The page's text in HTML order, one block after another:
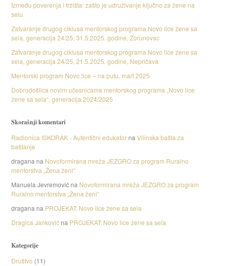
Između poverenja i tržišta: zašto je udruživanje ključno za žene na
selu
Zatvaranje drugog ciklusa mentorskog programa Novo lice žene sa
sela, generacija 24/25, 31.5.2025. godine, Zorunovac
Zatvaranje drugog ciklusa mentorskog programa Novo lice žene sa
sela, generacija 24/25, 21.5.2025. godine, Nepričava
Mentorski program Novo lice – na putu, mart 2025
Dobrodošlica novim učesnicama mentorskog programa „Novo lice
žene sa sela“, generacija 2024/2025
Skorašnji komentari
Radionica ISKORAK - Autentični edukatorna Vilinska bašta za
baštanje
dragana na Novoformirana mreža JEZGRO za program Ruralno
mentorstva „Žena ženi“
Manuela Jevremovićna Novoformirana mreža JEZGRO za program
Ruralno mentorstva „Žena ženi“
dragana na PROJEKAT: Novo lice žene sa sela
Dragica Jankovićna PROJEKAT: Novo lice žene sa sela
Kategorije
Društvo (11)